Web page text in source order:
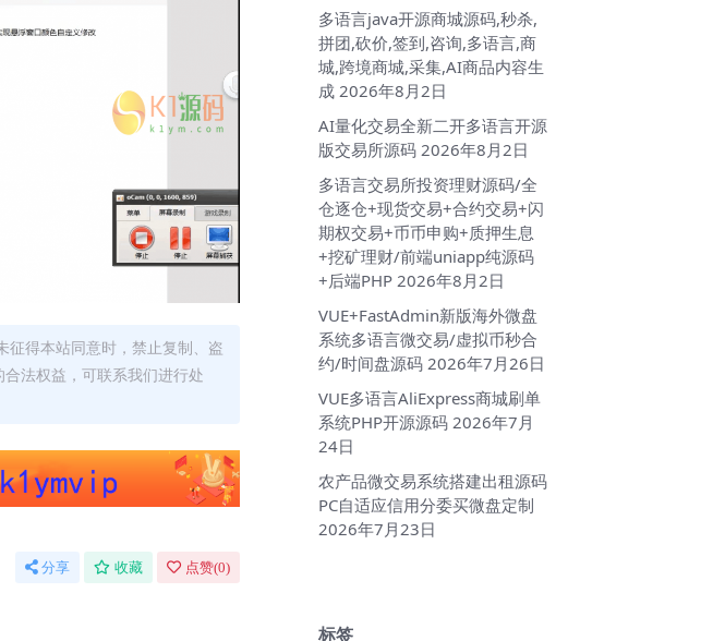
征得本站同意时，禁止复制、盗
法权益，可联系我们进行处
分享 收藏 点赞(0)
多语言java开源商城源码,秒杀,
拼团,砍价,签到,咨询,多语言,商
城,跨境商城,采集,AI商品内容生
成 2026年8月2日
AI量化交易全新二开多语言开源
版交易所源码 2026年8月2日
多语言交易所投资理财源码/全
仓逐仓+现货交易+合约交易+闪
期权交易+币币申购+质押生息
+挖矿理财/前端uniapp纯源码
+后端PHP 2026年8月2日
VUE+FastAdmin新版海外微盘
系统多语言微交易/虚拟币秒合
约/时间盘源码 2026年7月26日
VUE多语言AliExpress商城刷单
系统PHP开源源码 2026年7月
24日
农产品微交易系统搭建出租源码
PC自适应信用分委买微盘定制
2026年7月23日
标签